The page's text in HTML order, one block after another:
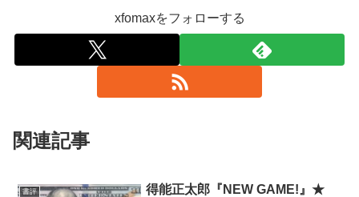
xfomaxをフォローする
関連記事
書評 得能正太郎『NEW GAME!』★